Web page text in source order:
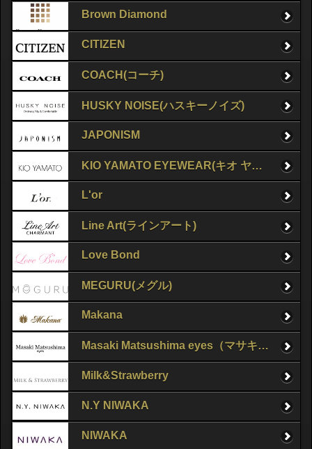
Brown Diamond
CITIZEN
COACH(コーチ)
HUSKY NOISE(ハスキーノイズ)
JAPONISM
KIO YAMATO EYEWEAR(キオ ヤマト アイウェア)
L'or
Line Art(ラインアート)
Love Bond
MEGURU(メグル)
Makana
Masaki Matsushima eyes（マサキマツシマ）
Milk&Strawberry
N.Y NIWAKA
NIWAKA